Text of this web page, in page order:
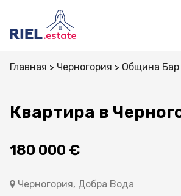
Главная Черногория Община Бар
Квартира в
180 000 €
Черногория, Добра Вода